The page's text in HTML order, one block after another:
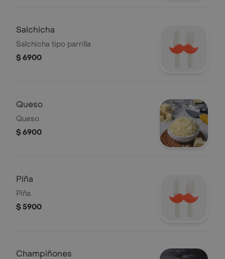
Salchicha
Salchicha tipo parrilla
$ 6900
Queso
Queso.
$ 6900
Piña
Piña.
$ 5900
Champiñones